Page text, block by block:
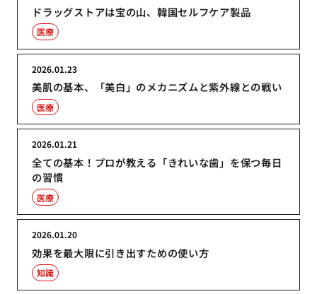
ドラッグストアは宝の山、韓国セルフケア製品
医療
美肌の基本、「美白」のメカニズムと紫外線との戦い
2026.01.23
医療
全ての基本！プロが教える「きれいな歯」を保つ毎日
の習慣
2026.01.21
医療
効果を最大限に引き出すための使い方
2026.01.20
知識